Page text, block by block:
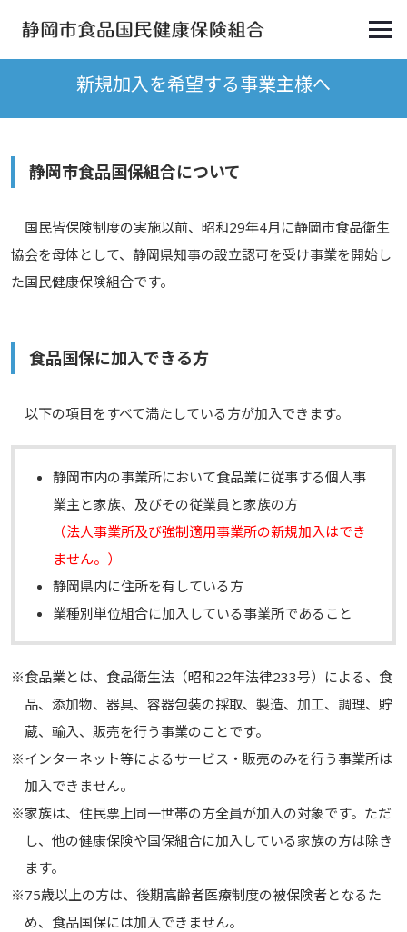
新規加入を希望する事業主様へ
静岡市食品国保組合について
国民皆保険制度の実施以前、昭和29年4月に静岡市食品衛生
協会を母体として、静岡県知事の設立認可を受け事業を開始し
た国民健康保険組合です。
食品国保に加入できる方
以下の項目をすべて満たしている方が加入できます。
静岡市内の事業所において食品業に従事する個人事
業主と家族、及びその従業員と家族の方
（法人事業所及び強制適用事業所の新規加入はでき
ません。）
静岡県内に住所を有している方
業種別単位組合に加入している事業所であること
※食品業とは、食品衛生法（昭和22年法律233号）による、食
品、添加物、器具、容器包装の採取、製造、加工、調理、貯
蔵、輸入、販売を行う事業のことです。
※インターネット等によるサービス・販売のみを行う事業所は
加入できません。
※家族は、住民票上同一世帯の方全員が加入の対象です。ただ
し、他の健康保険や国保組合に加入している家族の方は除き
ます。
※75歳以上の方は、後期高齢者医療制度の被保険者となるた
め、食品国保には加入できません。